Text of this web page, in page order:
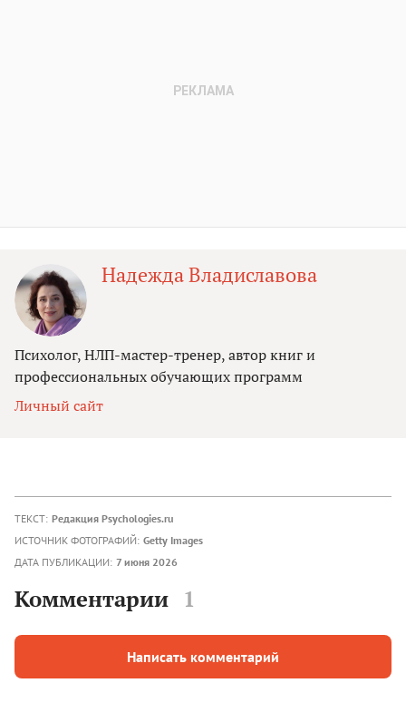
Надежда Владиславова
Психолог, НЛП-мастер-тренер, автор книг и
профессиональных обучающих программ
Личный сайт
ТЕКСТ: Редакция Psychologies.ru
ИСТОЧНИК ФОТОГРАФИЙ: Getty Images
ДАТА ПУБЛИКАЦИИ: 7 июня 2026
Комментарии 1
Написать комментарий